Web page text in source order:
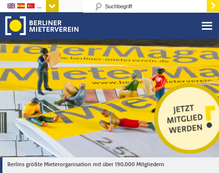
Sprachen
Berlins größte Mieterorganisation mit über 190.000 Mitgliedern